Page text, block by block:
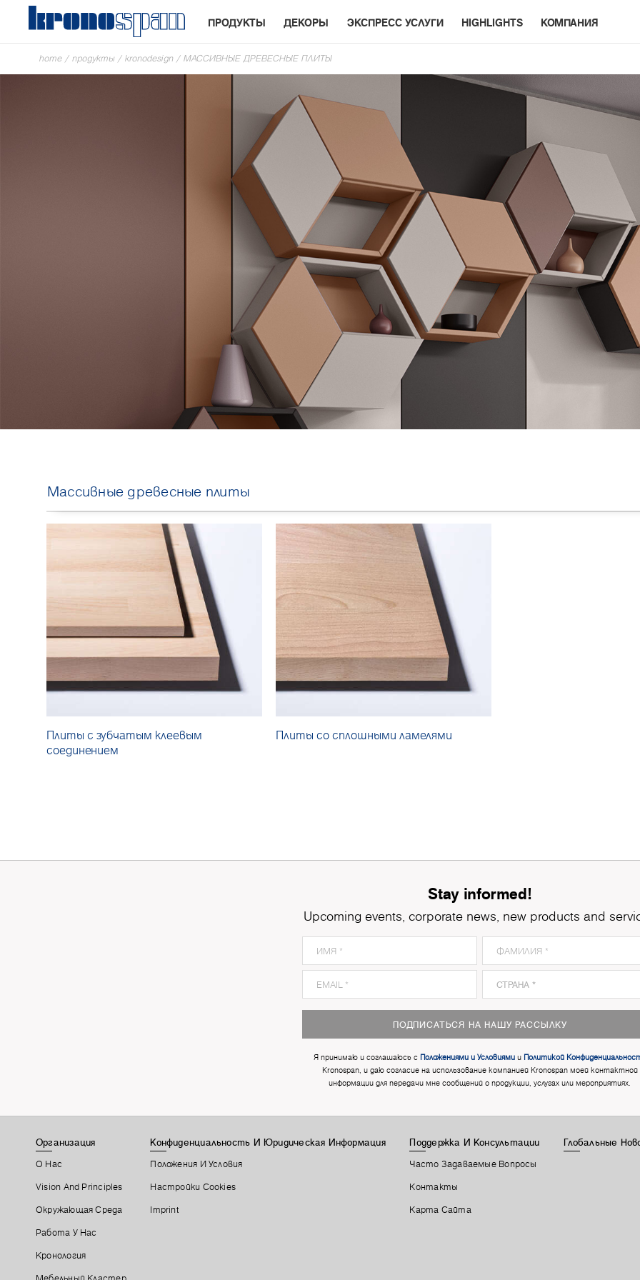
ПРОДУКТЫ ДЕКОРЫ ЭКСПРЕСС УСЛУГИ HIGHLIGHTS КОМПАНИЯ
home / продукты / kronodesign / МАССИВНЫЕ ДРЕВЕСНЫЕ ПЛИТЫ
Массивные древесные плиты
Плиты с зубчатым клеевым
соединением
Плиты со сплошными ламелями
Stay informed!
Upcoming events, corporate news, new products and
ПОДПИСАТЬСЯ НА НАШУ РАССЫЛКУ
Я принимаю и соглашаюсь с Положениями и Условиямии Политикой
Kronospan, и даю согласие на использование компанией Kronospan моей контактной
информации для передачи мне сообщений о продукции, услугах или мероприятиях.
Организация
О Нас
Vision And Principles
Окружающая Среда
Работа У Нас
Кронология
Конфиденциальность И Юридическая Информация
Положения И Условия
Настройки Cookies
Imprint
Поддержка И Консультации
Часто Задаваемые Вопросы
Контакты
Карта Сайта
Глобальные